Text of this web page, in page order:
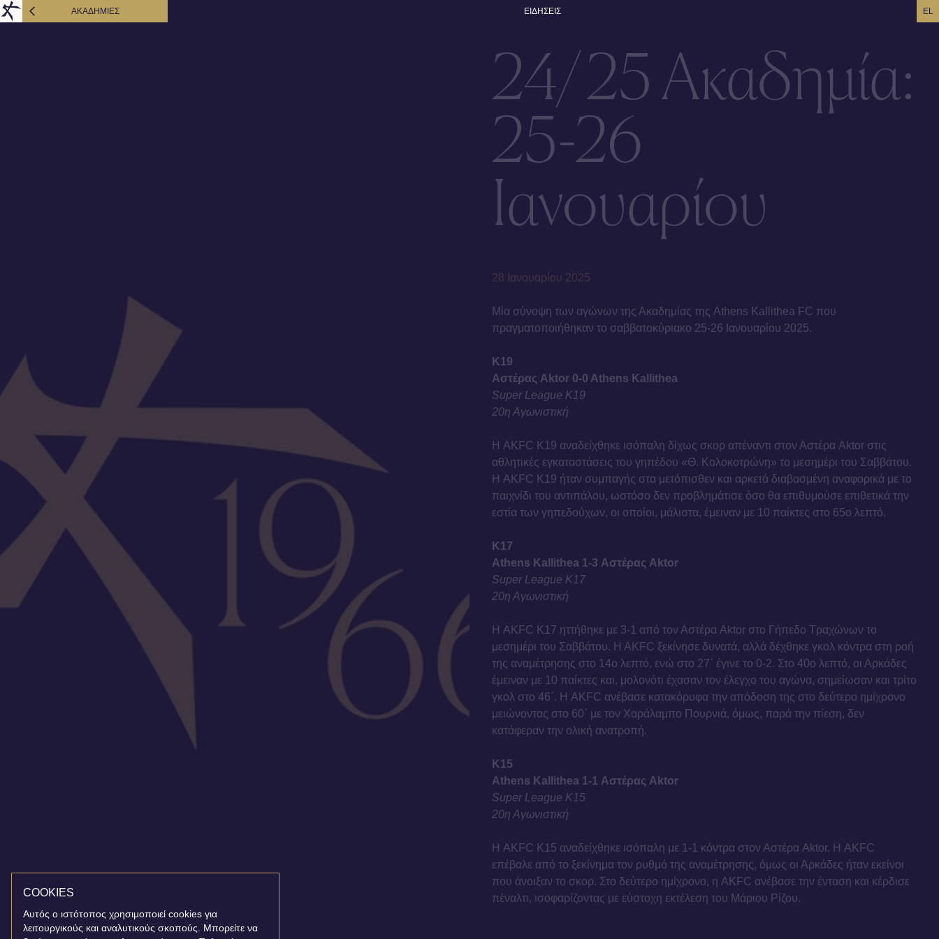
AΚΑΔΗΜΙΕΣ ΕΙΔΗΣΕΙΣ EL
24/25 Ακαδημία:
25-26
Ιανουαρίου
28 Ιανουαρίου 2025
Μία σύνοψη των αγώνων της Ακαδημίας της Athens Kallithea FC που
πραγματοποιήθηκαν το σαββατοκύριακο 25-26 Ιανουαρίου 2025.
Κ19
Αστέρας Aktor 0-0 Athens Kallithea
Super League Κ19
20η Αγωνιστική
Η AKFC K19 αναδείχθηκε ισόπαλη δίχως σκορ απέναντι στον Αστέρα Aktor στις
αθλητικές εγκαταστάσεις του γηπέδου «Θ. Κολοκοτρώνη» το μεσημέρι του Σαββάτου.
Η AKFC Κ19 ήταν συμπαγής στα μετόπισθεν και αρκετά διαβασμένη αναφορικά με το
παιχνίδι του αντιπάλου, ωστόσο δεν προβλημάτισε όσο θα επιθυμούσε επιθετικά την
εστία των γηπεδούχων, οι οποίοι, μάλιστα, έμειναν με 10 παίκτες στο 65ο λεπτό.
Κ17
Athens Kallithea 1-3 Αστέρας Aktor
Super League Κ17
20η Αγωνιστική
Η AKFC K17 ηττήθηκε με 3-1 από τον Αστέρα Aktor στο Γήπεδο Τραχώνων το
μεσημέρι του Σαββάτου. H AKFC ξεκίνησε δυνατά, αλλά δέχθηκε γκολ κόντρα στη ροή
της αναμέτρησης στο 14ο λεπτό, ενώ στο 27΄ έγινε το 0-2. Στο 40ο λεπτό, οι Αρκάδες
έμειναν με 10 παίκτες και, μολονότι έχασαν τον έλεγχο του αγώνα, σημείωσαν και τρίτο
γκολ στο 46΄. Η AKFC ανέβασε κατακόρυφα την απόδοση της στο δεύτερο ημίχρονο
μειώνοντας στο 60΄ με τον Χαράλαμπο Πουρνιά, όμως, παρά την πίεση, δεν
κατάφεραν την ολική ανατροπή.
Κ15
Athens Kallithea 1-1 Αστέρας Aktor
Super League Κ15
20η Αγωνιστική
Η AKFC K15 αναδείχθηκε ισόπαλη με 1-1 κόντρα στον Αστέρα Aktor. Η AKFC
επέβαλε από το ξεκίνημα τον ρυθμό της αναμέτρησης, όμως οι Αρκάδες ήταν εκείνοι
που άνοιξαν το σκορ. Στο δεύτερο ημίχρονο, η AKFC ανέβασε την ένταση και κέρδισε
πέναλτι, ισοφαρίζοντας με εύστοχη εκτέλεση του Μάριου Ρίζου.
COOKIES
Αυτός ο ιστότοπος χρησιμοποιεί cookies για
λειτουργικούς και αναλυτικούς σκοπούς. Μπορείτε να